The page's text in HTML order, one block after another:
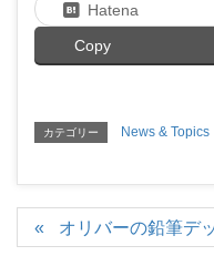
Hatena
Copy
カテゴリー News & Topics
オリバーの鉛筆デ